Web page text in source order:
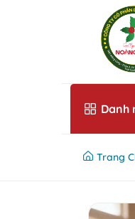
Danh
Trang